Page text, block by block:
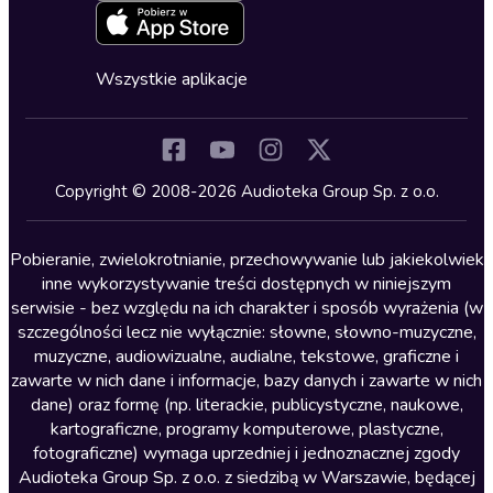
Kryminały
Lektury szkolne
Literatura anglojęzyczna
Literatura faktu
Literatura obyczajowa
Literatura piękna obca
Literatura piękna polska
Nagrania relaksacyjne
Nauka języków
Zapowiedzi
Cykle audiobooków
Wszystkie aplikacje
Copyright © 2008-2026 Audioteka Group Sp. z o.o.
Pobieranie, zwielokrotnianie, przechowywanie lub jakiekolwiek
inne wykorzystywanie treści dostępnych w niniejszym
serwisie - bez względu na ich charakter i sposób wyrażenia (w
szczególności lecz nie wyłącznie: słowne, słowno-muzyczne,
muzyczne, audiowizualne, audialne, tekstowe, graficzne i
zawarte w nich dane i informacje, bazy danych i zawarte w nich
dane) oraz formę (np. literackie, publicystyczne, naukowe,
kartograficzne, programy komputerowe, plastyczne,
fotograficzne) wymaga uprzedniej i jednoznacznej zgody
Audioteka Group Sp. z o.o. z siedzibą w Warszawie, będącej